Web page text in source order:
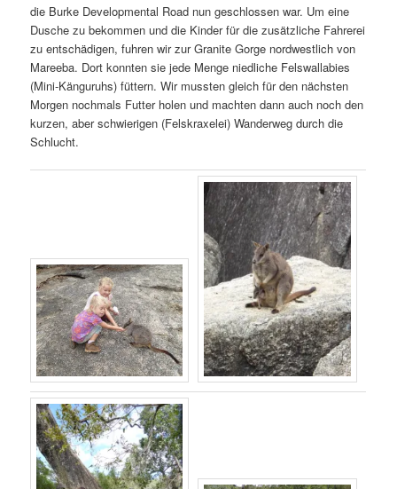
die Burke Developmental Road nun geschlossen war. Um eine
Dusche zu bekommen und die Kinder für die zusätzliche Fahrerei
zu entschädigen, fuhren wir zur Granite Gorge nordwestlich von
Mareeba. Dort konnten sie jede Menge niedliche Felswallabies
(Mini-Känguruhs) füttern. Wir mussten gleich für den nächsten
Morgen nochmals Futter holen und machten dann auch noch den
kurzen, aber schwierigen (Felskraxelei) Wanderweg durch die
Schlucht.